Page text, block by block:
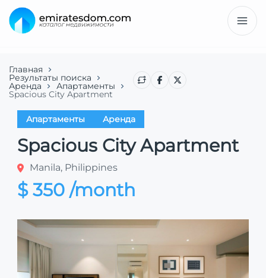
Главная
Результаты поиска
Аренда Апартаменты
Spacious City Apartment
Апартаменты Аренда
Spacious City Apartment
Manila, Philippines
$ 350 /month